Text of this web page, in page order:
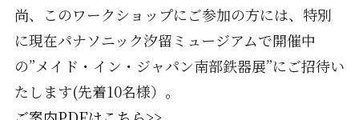
尚、このワークショップにご参加の方には、特別
に現在パナソニック汐留ミュージアムで開催中
の”メイド・イン・ジャパン南部鉄器展”にご招待い
たします(先着10名様）。